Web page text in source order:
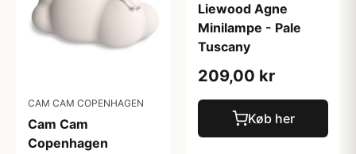
CAM CAM COPENHAGEN
Cam Cam
Copenhagen
Liewood Agne
Minilampe - Pale
Tuscany
209,00 kr
Køb her